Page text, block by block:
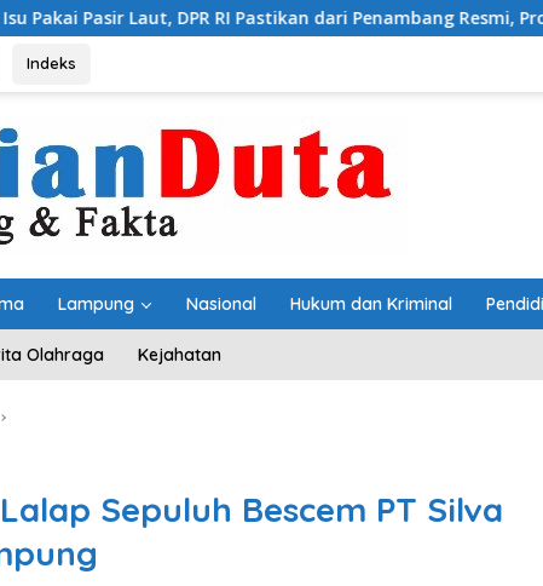
Penambang Resmi, Proyek Pengaman Pantai Mandiri Sejati
Indeks
Lampung Nasional Hukum dan Kriminal
Olahraga Kejahatan
Sepuluh Bescem PT Silva